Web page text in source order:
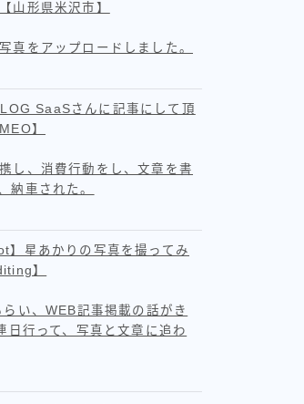
山形県米沢市】
真をアップロードしました。
LOG SaaSさんに記事にして頂
】
し、消費行動をし、文章を書
納車された。
】星あかりの写真を撮ってみ
】
い、WEB記事掲載の話がき
日行って、写真と文章に追わ